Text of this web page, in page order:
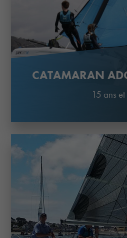
CATAMARAN
15 ans et